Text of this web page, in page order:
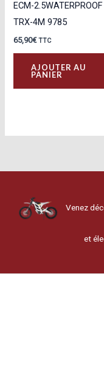
ECM-
TRX-4M 9785
65,90€ TTC
AJOUTER AU
PANIER
Venez
et